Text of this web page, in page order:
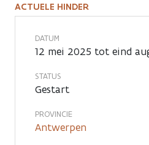
Actuele
hinder
ACTUELE HINDER
DATUM
12 mei 2025 tot eind
STATUS
Gestart
PROVINCIE
Antwerpen